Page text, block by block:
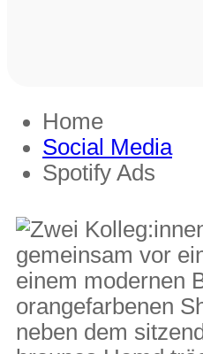
Home
Social Media
Spotify Ads